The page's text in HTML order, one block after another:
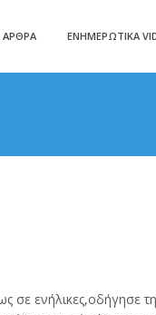
ΆΡΘΡΑ ΕΝΗΜΕΡΩΤΙΚΆ
ενήλικες,οδήγησε